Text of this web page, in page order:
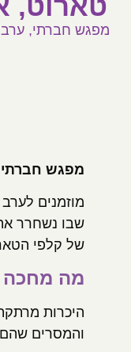
טארוט,
מפגש חברתי,
מפגש
מוזמנים לערב
שבו נשחרר
של קלפי
מה מחכה
היכרות
והמסרים שהם